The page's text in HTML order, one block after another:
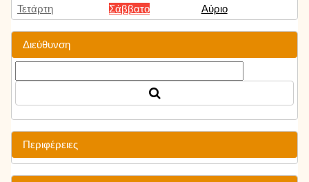
Τετάρτη
Σάββατο
Αύριο
Διεύθυνση
Περιφέρειες